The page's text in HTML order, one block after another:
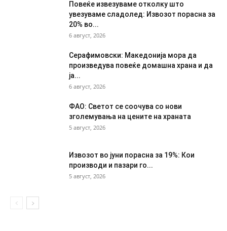
Повеќе извезуваме отколку што
увезуваме сладолед: Извозот порасна за
20% во...
6 август, 2026
Серафимовски: Македонија мора да
произведува повеќе домашна храна и да
ја...
6 август, 2026
ФАО: Светот се соочува со нови
зголемувања на цените на храната
5 август, 2026
Извозот во јуни порасна за 19%: Кои
производи и пазари го...
5 август, 2026